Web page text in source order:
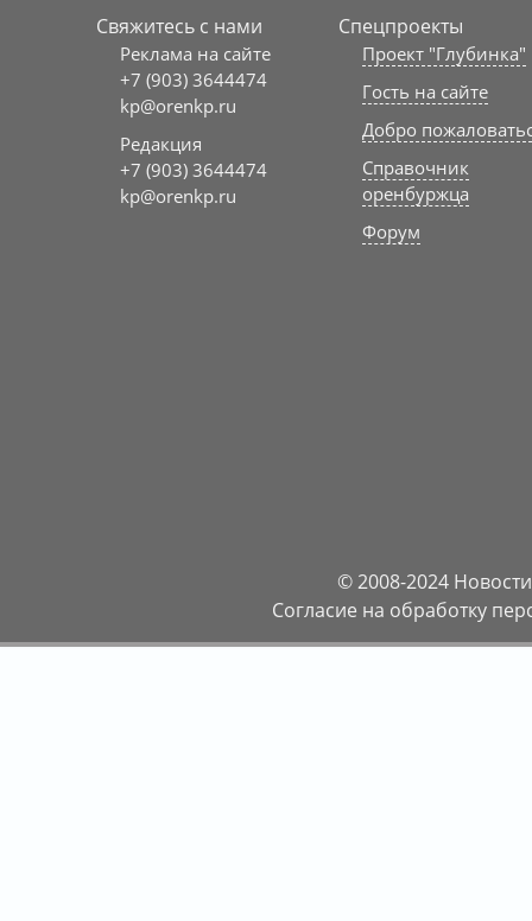
Свяжитесь с нами
Реклама на сайте
+7 (903) 3644474
kp@orenkp.ru
Редакция
+7 (903) 3644474
kp@orenkp.ru
Спецпроекты
Проект "Глубинка"
Гость на сайте
Добро
Справочник
оренбуржца
Форум
© 2008-2024
Согласие на обработку